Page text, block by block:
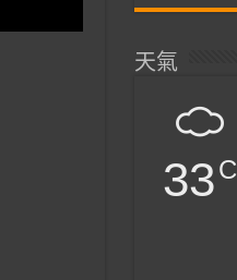
天氣
33C